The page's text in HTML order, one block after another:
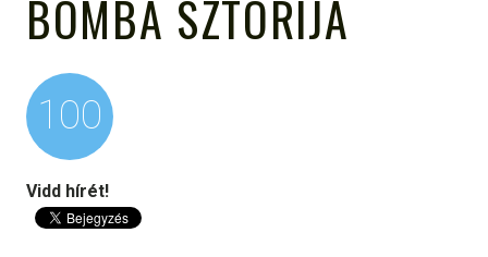
BOMBA SZTORIJA
100
Vidd hírét!